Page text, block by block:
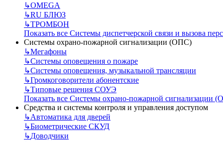
↳OMEGA
↳RU БЛЮЗ
↳ТРОМБОН
Показать все Системы диспетчерской связи и вызова
Системы охрано-пожарной сигнализации (ОПС)
↳Мегафоны
↳Системы оповещения о пожаре
↳Системы оповещения, музыкальной трансляции
↳Громкоговорители абонентские
↳Типовые решения СОУЭ
Показать все Системы охрано-пожарной сигнализации
Средства и системы контроля и управления доступом
↳Автоматика для дверей
↳Биометрические СКУД
↳Доводчики